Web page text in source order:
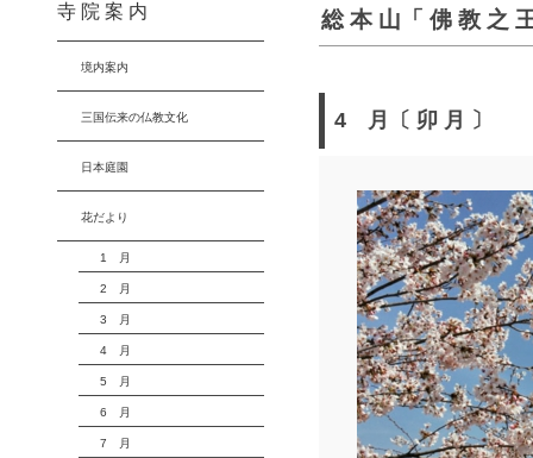
総 本 山「 佛 教 之
4 月〔 卯 月 〕
寺 院 案 内
境内案内
三国伝来の仏教文化
日本庭園
花だより
1 月
2 月
3 月
4 月
5 月
6 月
7 月